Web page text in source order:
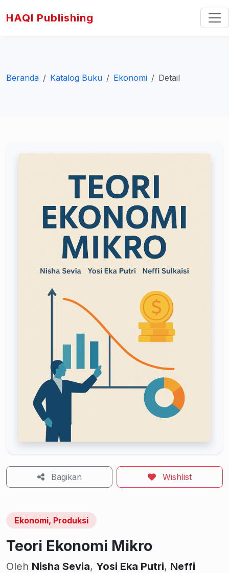
HAQI Publishing
Beranda Katalog Buku Ekonomi Detail
Bagikan Wishlist
Ekonomi, Produksi
Teori Ekonomi Mikro
Oleh Nisha Sevia, Yosi Eka Putri, Neffi